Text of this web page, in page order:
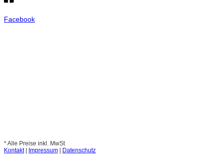
Facebook
* Alle Preise inkl. MwSt
Kontakt| Impressum Datenschutz